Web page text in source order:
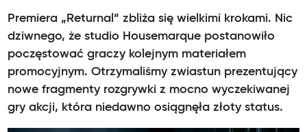
Premiera „Returnal” zbliża się wielkimi krokami. Nic
dziwnego, że studio Housemarque postanowiło
poczęstować graczy kolejnym materiałem
promocyjnym. Otrzymaliśmy zwiastun prezentujący
nowe fragmenty rozgrywki z mocno wyczekiwanej
gry akcji, która niedawno osiągnęła złoty status.